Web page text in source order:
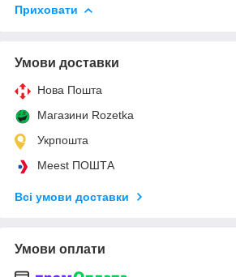
Приховати
Умови доставки
Нова Пошта
Магазини Rozetka
Укрпошта
Meest ПОШТА
Всі умови доставки
Умови оплати